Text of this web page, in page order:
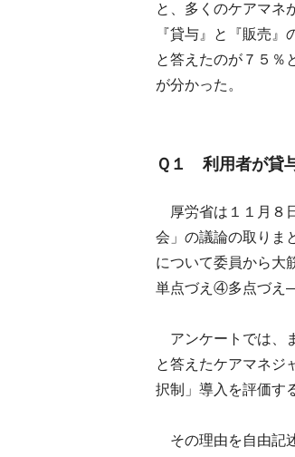
と、多くのケアマネ
『貸与』と『販売
と答えたのが７５％
が分かった。
Ｑ１ 利用者が貸
厚労省は１１月８
会」の議論の取りま
について委員から
単点づえ④多点づえ
アンケートでは、
と答えたケアマネジ
択制」導入を評価す
その理由を自由記